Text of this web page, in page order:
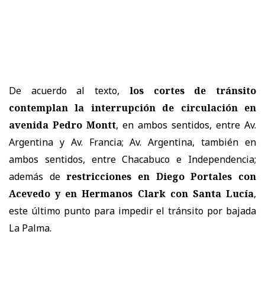
De acuerdo al texto, los cortes de tránsito
contemplan la interrupción de circulación en
avenida Pedro Montt, en ambos sentidos, entre Av.
Argentina y Av. Francia; Av. Argentina, también en
ambos sentidos, entre Chacabuco e Independencia;
además derestricciones en Diego Portales con
Acevedo y en Hermanos Clark con Santa Lucía,
este último punto para impedir el tránsito por bajada
La Palma.